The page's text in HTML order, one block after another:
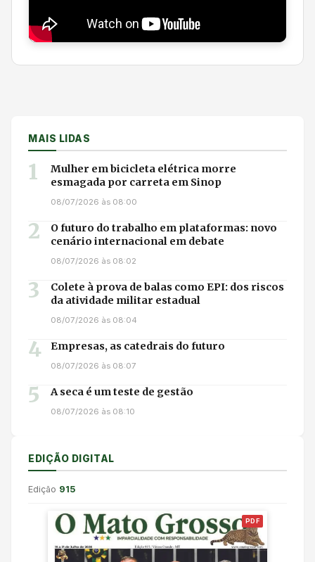
MAIS LIDAS
1
Mulher em bicicleta elétrica morre
esmagada por carreta em Sinop
08/07/2026 às 08:00
2
O futuro do trabalho em plataformas: novo
cenário internacional em debate
08/07/2026 às 08:02
3
Colete à prova de balas como EPI: dos riscos
da atividade militar estadual
08/07/2026 às 08:04
4 Empresas, as catedrais do futuro
08/07/2026 às 08:07
5 A seca é um teste de gestão
08/07/2026 às 08:10
EDIÇÃO DIGITAL
Edição 915
PDF